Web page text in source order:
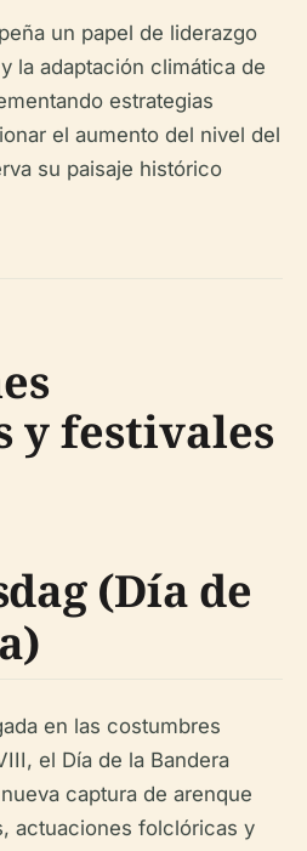
un papel de liderazgo
la adaptación climática de
estrategias
el aumento del nivel del
su paisaje histórico
y festivales
(Día de
en las costumbres
el Día de la Bandera
captura de arenque
actuaciones folclóricas y